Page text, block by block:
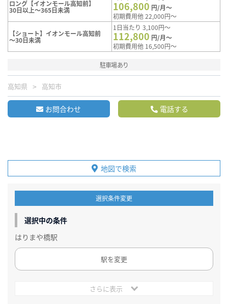
ロング【イオンモール高知前】
30日以上～365日未満 106,800 円/月～
初期費用他 22,000円～
【ショート】イオンモール高知前
～30日未満
1日当たり 3,100円～
112,800 円/月～
初期費用他 16,500円～
駐車場あり
高知県 高知市
お問合わせ 電話する
地図で検索
選択条件変更
選択中の条件
はりまや橋駅
駅を変更
さらに表示